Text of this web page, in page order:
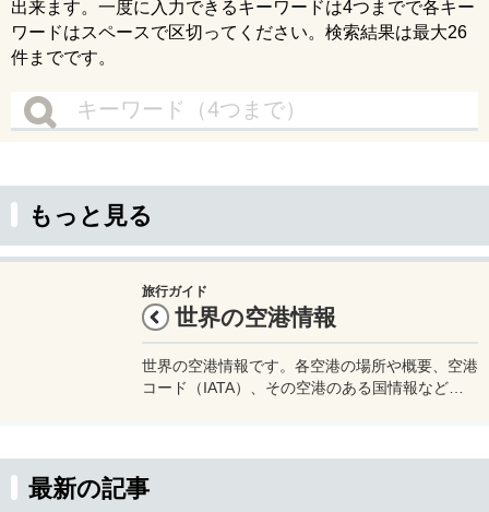
出来ます。一度に入力できるキーワードは4つまでで各キー
ワードはスペースで区切ってください。検索結果は最大26
件までです。
もっと見る
旅行ガイド
世界の空港情報
世界の空港情報です。各空港の場所や概要、空港
コード（IATA）、その空港のある国情報などを
最新の記事